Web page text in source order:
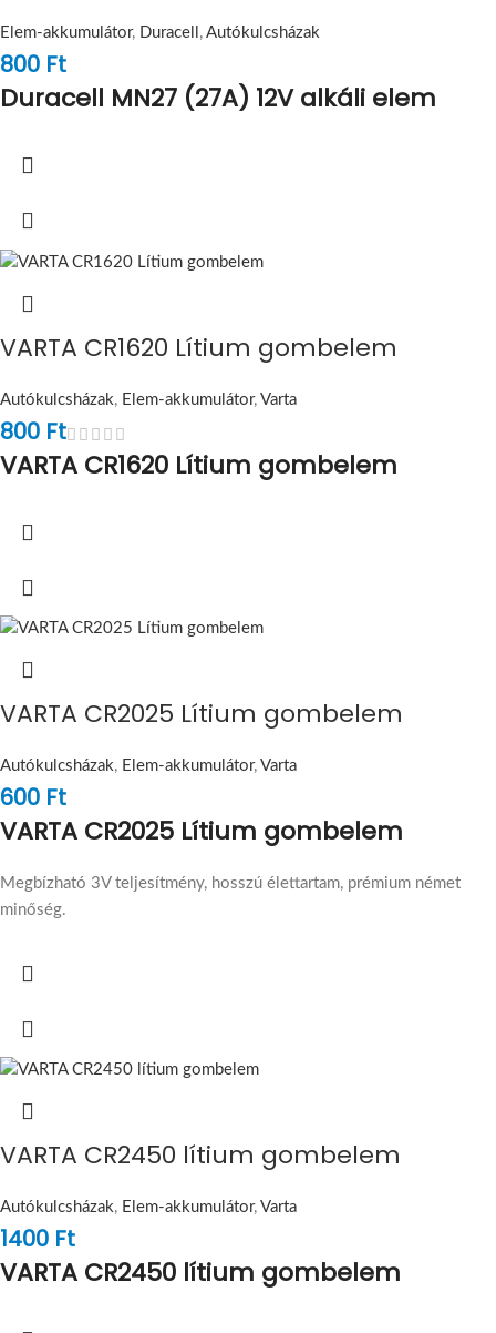
Elem-akkumulátor, Duracell , Autókulcsházak
800 Ft
Duracell MN27 (27A) 12V alkáli elem
VARTA CR1620 Lítium gombelem
Autókulcsházak, Elem-akkumulátor, Varta
800 Ft
VARTA CR1620 Lítium gombelem
VARTA CR2025 Lítium gombelem
Autókulcsházak, Elem-akkumulátor, Varta
600 Ft
VARTA CR2025 Lítium gombelem
Megbízható 3V teljesítmény, hosszú élettartam, prémium német
minőség.
VARTA CR2450 lítium gombelem
Autókulcsházak, Elem-akkumulátor, Varta
1400 Ft
VARTA CR2450 lítium gombelem